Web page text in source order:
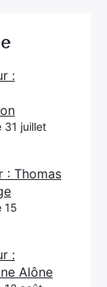
:
31 juillet
: Thomas
15
:
Alône